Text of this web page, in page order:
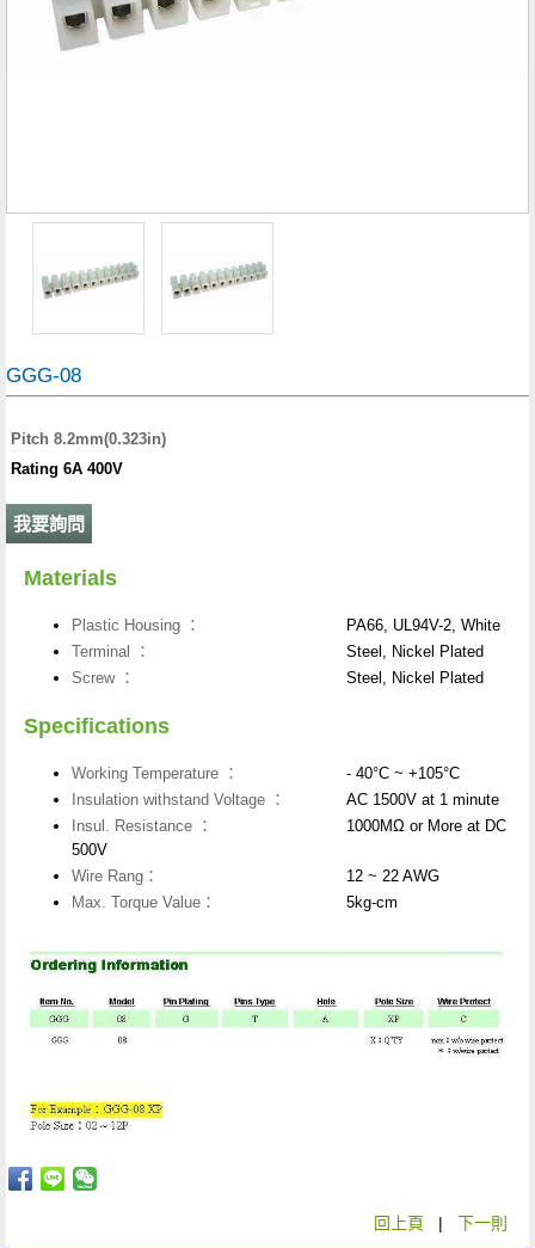
GGG-08
Pitch 8.2mm(0.323in)
Rating 6A 400V
我要詢問
Materials
Plastic Housing ：
PA66, UL94V-2, White
Terminal ：
Steel, Nickel Plated
Screw ：
Steel, Nickel Plated
Specifications
Working Temperature ：
- 40°C ~ +105°C
Insulation withstand Voltage ：
AC 1500V at 1 minute
Insul. Resistance ：
1000MΩ or More at DC
500V
Wire Rang：
12 ~ 22 AWG
Max. Torque Value：
5kg-cm
回上頁 | 下一則